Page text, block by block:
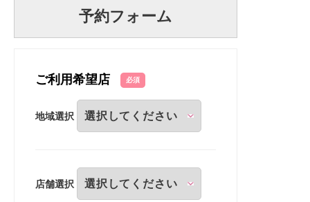
予約フォーム
ご利用希望店 必須
地域選択
店舗選択